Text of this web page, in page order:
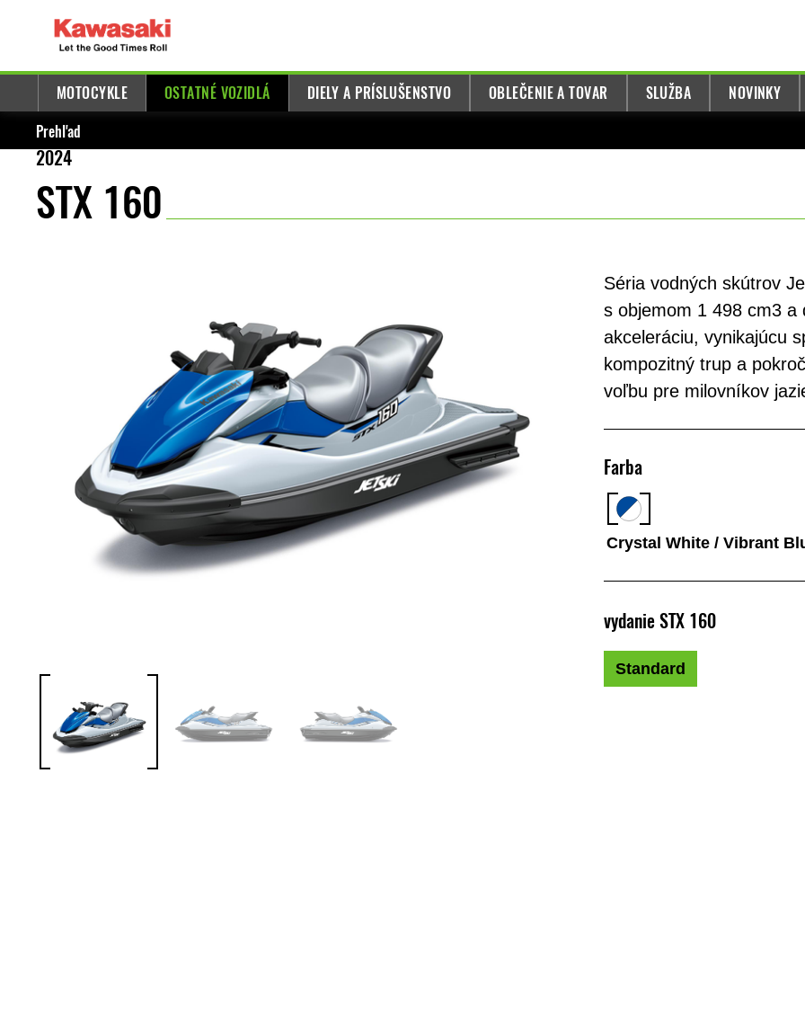
MOTOCYKLE OSTATNÉ VOZIDLÁ DIELY A PRÍSLUŠENSTVO OBLEČENIE A TOVAR SLUŽBA NOVINKY
Prehľad
2024
STX 160
Séria vodných skútrov
s objemom 1 498 cm3 a
akceleráciu, vynikajúcu
kompozitný trup a
voľbu pre milovníkov
Farba
Crystal White / Vibrant
vydanie STX 160
Standard